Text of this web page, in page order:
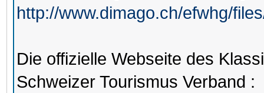
http://www.dimago.ch/efwhg/
Die offizielle Webseite des
Schweizer Tourismus Verband :